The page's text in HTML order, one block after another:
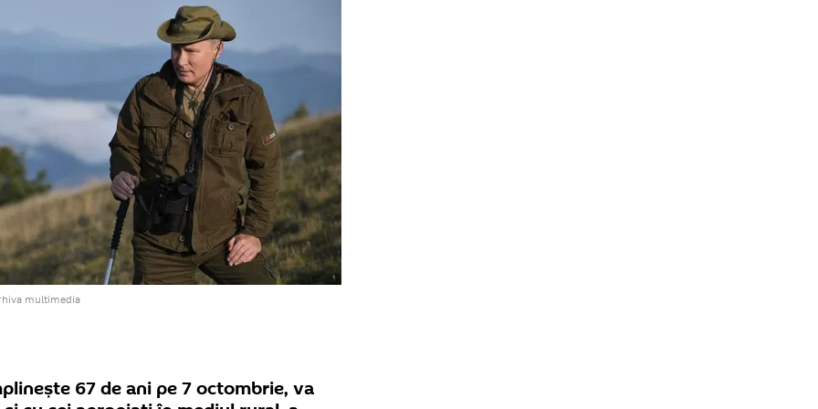
multimedia
67 de ani pe 7 octombrie, va